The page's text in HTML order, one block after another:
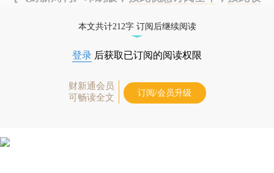
本文共计212字 订阅后继续阅读
登录 后获取已订阅的阅读权限
财新通会员
可畅读全文
订阅/会员升级